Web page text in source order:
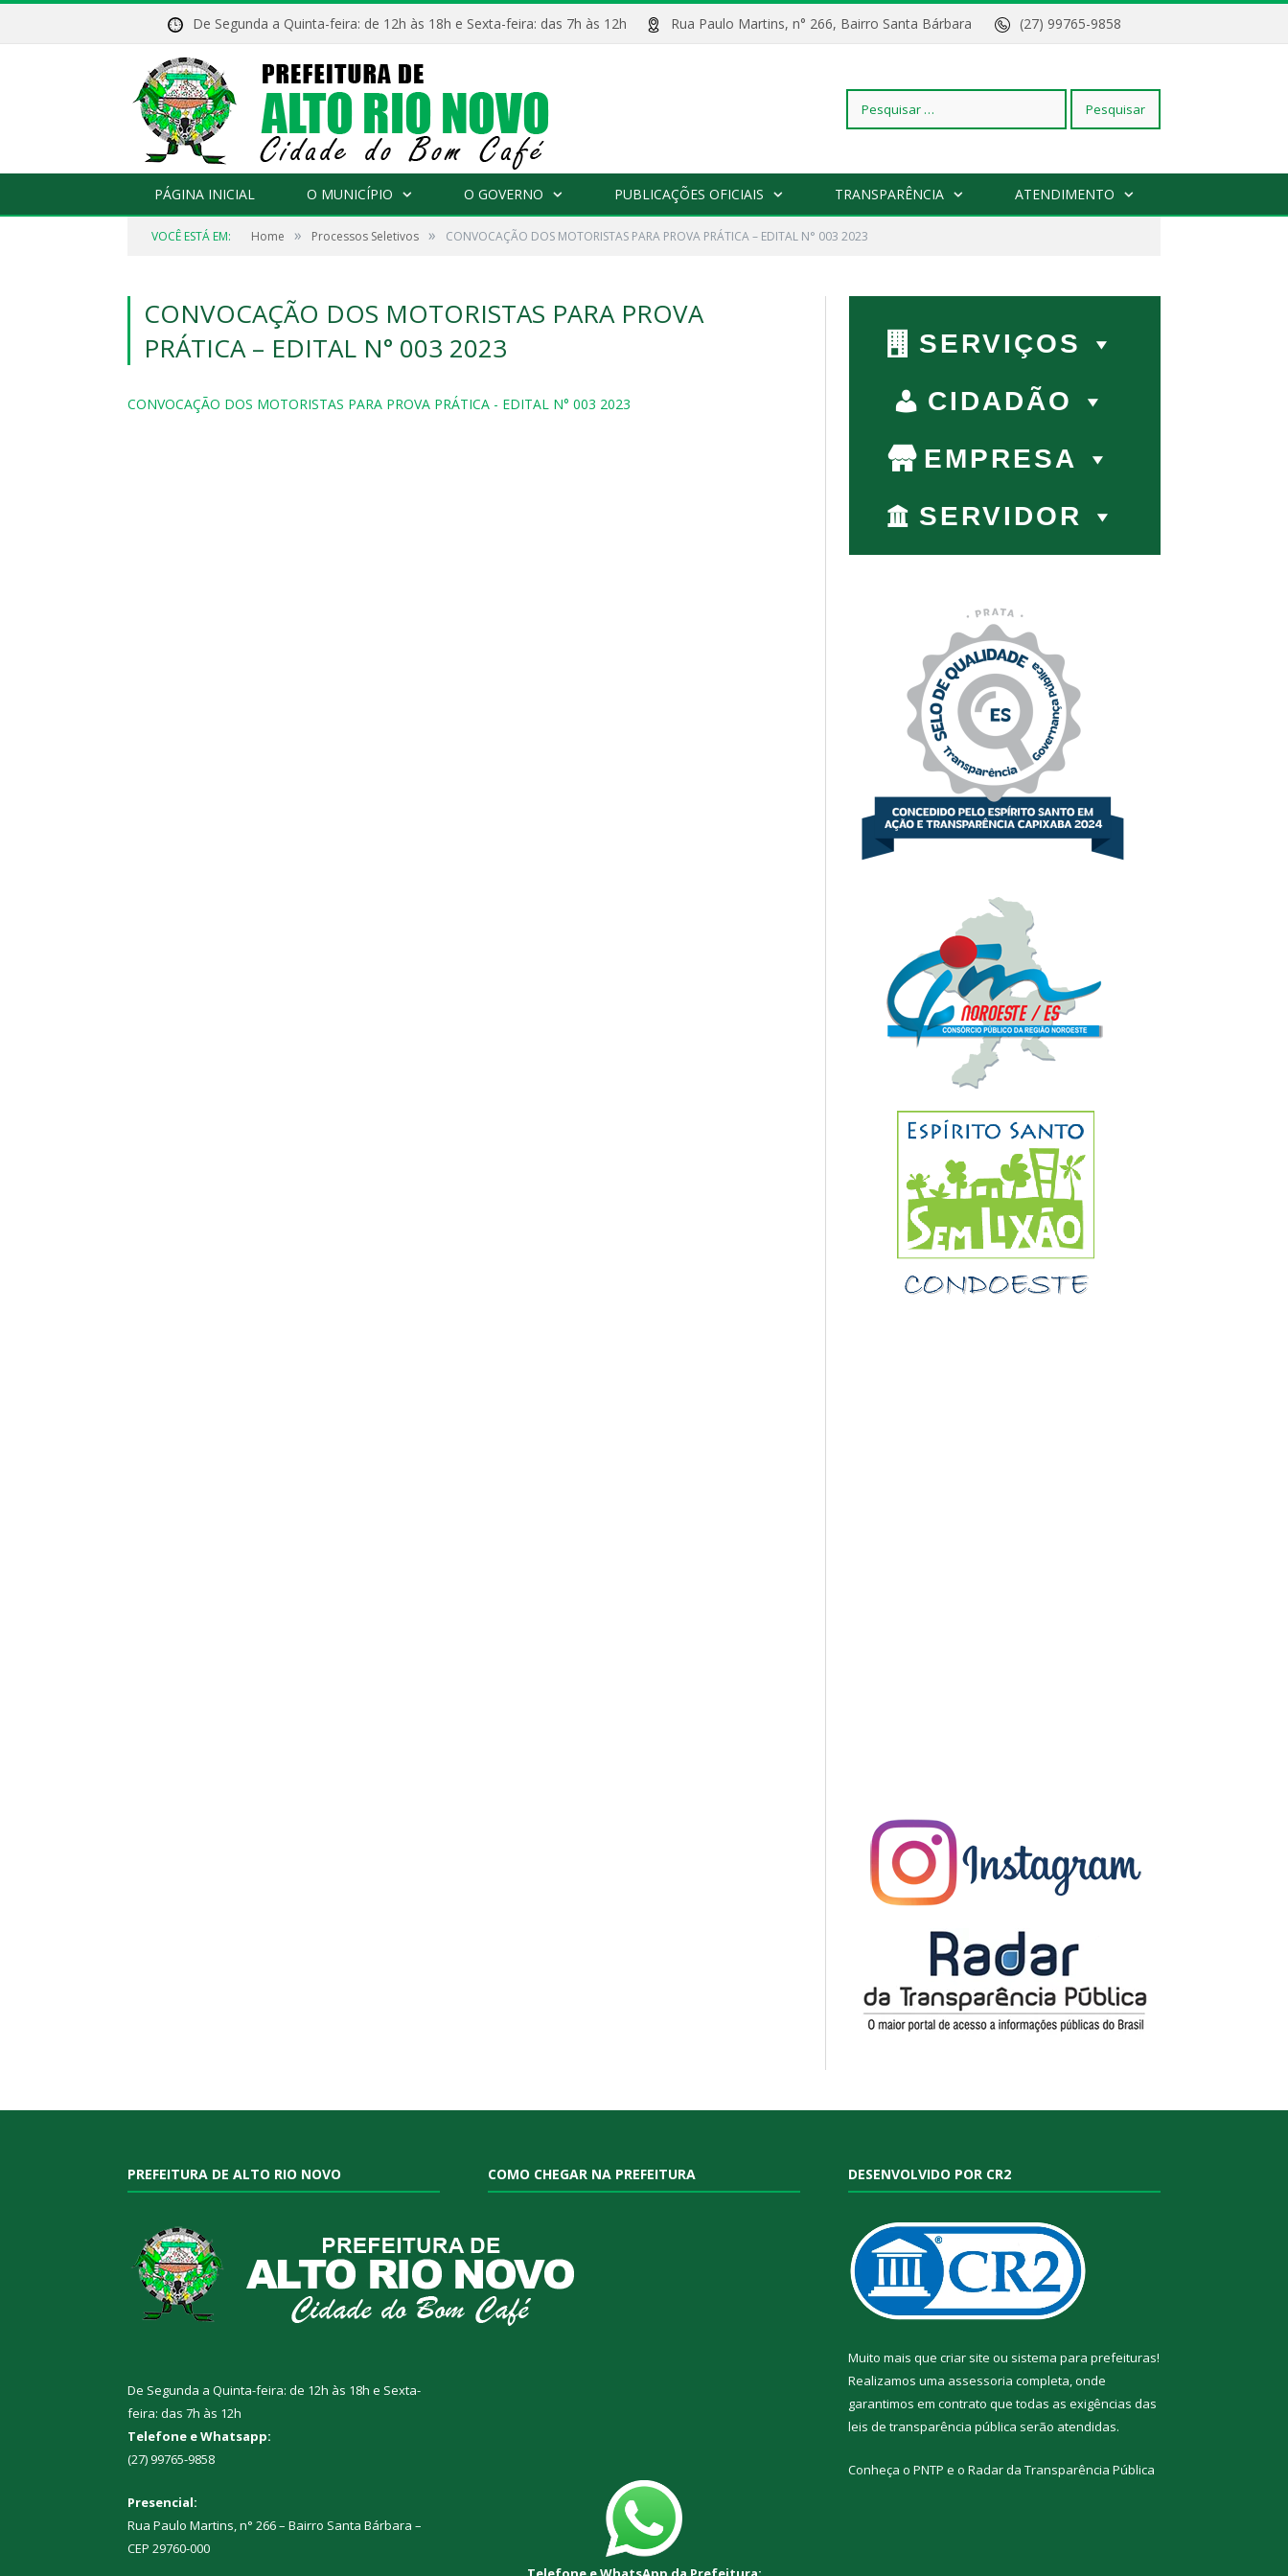
De Segunda a Quinta-feira: de 12h às 18h e Sexta-feira: das 7h às 12h Rua Paulo Martins, n° 266, Bairro Santa Bárbara (27) 99765-9858
Pesquisar
por:
PÁGINA INICIAL O MUNICÍPIO O GOVERNO PUBLICAÇÕES OFICIAIS TRANSPARÊNCIA ATENDIMENTO
VOCÊ ESTÁ EM: Home » Processos Seletivos » CONVOCAÇÃO DOS MOTORISTAS PARA PROVA PRÁTICA – EDITAL N° 003 2023
CONVOCAÇÃO DOS MOTORISTAS PARA PROVA
PRÁTICA – EDITAL N° 003 2023
CONVOCAÇÃO DOS MOTORISTAS PARA PROVA PRÁTICA - EDITAL N° 003 2023
SERVIÇOS
CIDADÃO
EMPRESA
SERVIDOR
PREFEITURA DE ALTO RIO NOVO
De Segunda a Quinta-feira: de 12h às 18h e Sexta-
feira: das 7h às 12h
Telefone e Whatsapp:
(27) 99765-9858
Presencial:
Rua Paulo Martins, n° 266 – Bairro Santa Bárbara –
CEP 29760-000
COMO CHEGAR NA PREFEITURA DESENVOLVIDO POR CR2
Muito mais que criar site ou sistema para prefeituras!
Realizamos uma assessoria completa, onde
garantimos em contrato que todas as exigências das
leis de transparência pública serão atendidas.
Conheça o PNTP e o Radar da Transparência Pública